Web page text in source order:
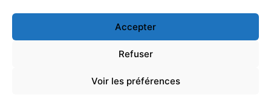
Accepter
Refuser
Voir les préférences
Conditions générales de vente